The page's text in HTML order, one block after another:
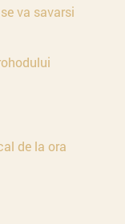
va savarsi
de la ora